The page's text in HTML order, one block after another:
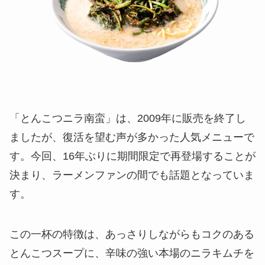
「とんこつニラ南蛮」は、2009年に販売を終了し
ましたが、復活を望む声が多かった人気メニューで
す。今回、16年ぶりに期間限定で再登場することが
決まり、ラーメンファンの間でも話題となっていま
す。
この一杯の特徴は、あっさりしながらもコクのある
とんこつスープに、辛味の強い本場のニラキムチを